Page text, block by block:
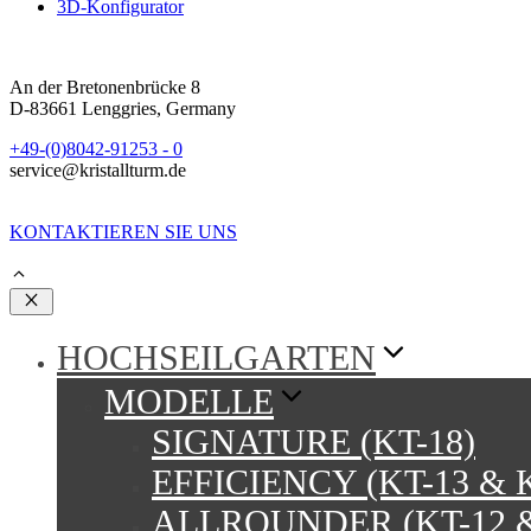
3D-Konfigurator
An der Bretonenbrücke 8
D-83661 Lenggries, Germany
+49-(0)8042-91253 - 0
service@kristallturm.de
KONTAKTIEREN SIE UNS
Schließen
HOCHSEILGARTEN
MODELLE
SIGNATURE (KT-18)
EFFICIENCY (KT-13 &
ALLROUNDER (KT-12